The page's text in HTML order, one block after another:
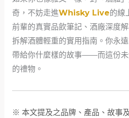
奇，不妨走進Whisky Live的線
前輩的真實品飲筆記、酒廠深度
拆解酒體輕重的實用指南。你永
帶給你什麼樣的故事——而這份未
的禮物。
※ 本文提及之品牌、產品、故事